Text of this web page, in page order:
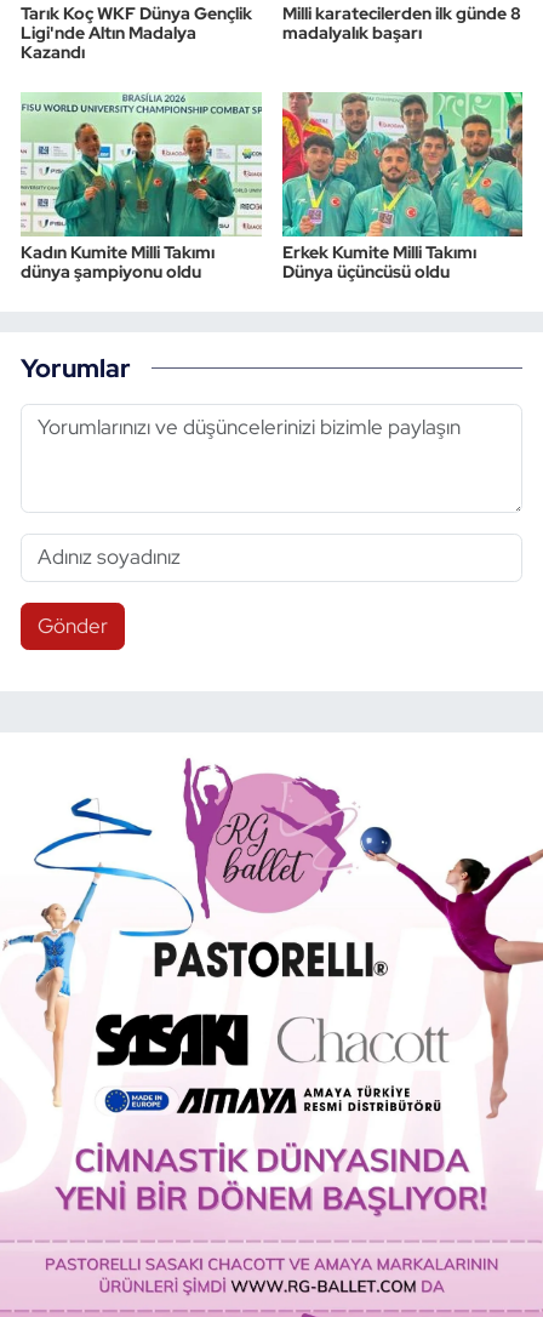
Tarık Koç WKF Dünya Gençlik
Ligi'nde Altın Madalya
Kazandı
Milli karatecilerden ilk günde 8
madalyalık başarı
Kadın Kumite Milli Takımı
dünya şampiyonu oldu
Erkek Kumite Milli Takımı
Dünya üçüncüsü oldu
Yorumlar
Gönder